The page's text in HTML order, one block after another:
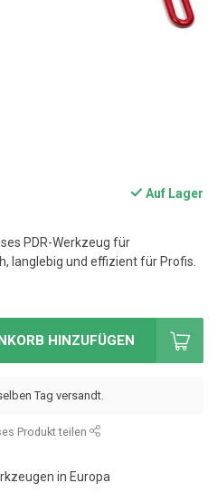
Auf Lager
PDR-Werkzeug für
langlebig und effizient für Profis.
HINZUFÜGEN
Tag versandt.
Produkt teilen
in Europa